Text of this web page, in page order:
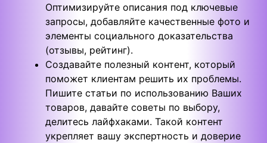
Оптимизируйте описания под ключевые
запросы, добавляйте качественные фото и
элементы социального доказательства
(отзывы, рейтинг).
Создавайте полезный контент, который
поможет клиентам решить их проблемы.
Пишите статьи по использованию Ваших
товаров, давайте советы по выбору,
делитесь лайфхаками. Такой контент
укрепляет вашу экспертность и доверие